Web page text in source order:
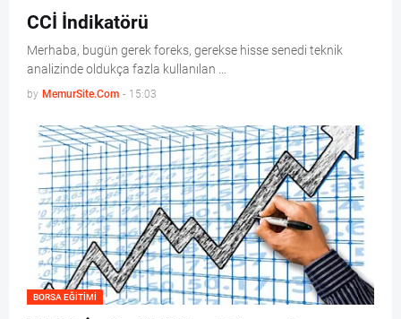
CCİ İndikatörü
Merhaba, bugün gerek foreks, gerekse hisse senedi teknik
analizinde oldukça fazla kullanılan …
by MemurSite.Com - 15:03
BORSA EĞITIMI